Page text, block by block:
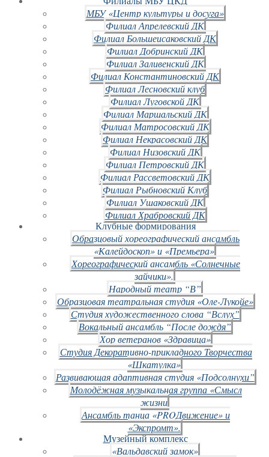
МБУ «Центр культуры и досуга»
Филиал Апрелевский ДК
Филиал Большеисаковский ДК
Филиал Добринский ДК
Филиал Заливенский ДК
Филиал Константиновский ДК
Филиал Лесновский клуб
Филиал Луговской ДК
Филиал Маршальский ДК
Филиал Матросовский ДК
Филиал Некрасовский ДК
Филиал Низовский ДК
Филиал Петровский ДК
Филиал Рассветовский ДК
Филиал Рыбновский Клуб
Филиал Ушаковский ДК
Филиал Храбровский ДК
Клубные формирования
Образцовый хореографический ансамбль
«Калейдоскоп» и «Премьера»
Хореографический ансамбль «Солнечные
зайчики».
Народный театр “В”
Образцовая театральная студия «Оле-Лукойе»
Студия художественного слова “Вслух”
Вокальный ансамбль “После дождя”
Хор ветеранов «Здравица»
Студия Декоративно-прикладного Творчества
«Шкатулка»
Развивающая адаптивная студия «Подсолнухи”
Молодёжная музыкальная группа «Смысл
жизни
Ансамбль танца «PROДвижение» и
«Экспромт».
Музейный комплекс
«Вальдавский замок»